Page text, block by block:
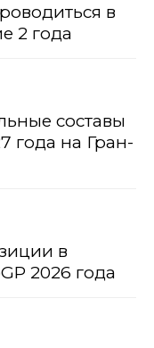
в
2 года
составы
года на Гран-
в
2026 года